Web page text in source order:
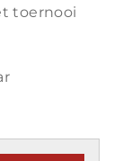
toernooi